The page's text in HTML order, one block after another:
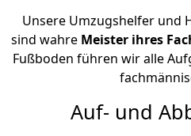
Unsere Umzugshelfer und
sind wahre Meister ihres
Fußboden führen wir alle
Auf- und